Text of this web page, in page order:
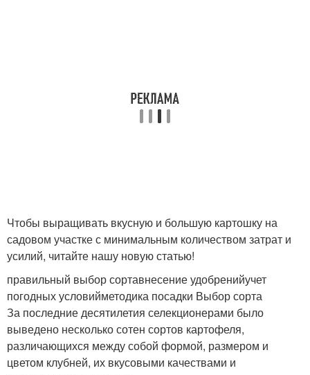
Чтобы выращивать вкусную и большую картошку на
садовом участке с минимальным количеством затрат и
усилий, читайте нашу новую статью!
правильный выбор сортавнесение удобренийучет
погодных условийметодика посадки Выбор сорта
За последние десятилетия селекционерами было
выведено несколько сотен сортов картофеля,
различающихся между собой формой, размером и
цветом клубней, их вкусовыми качествами и